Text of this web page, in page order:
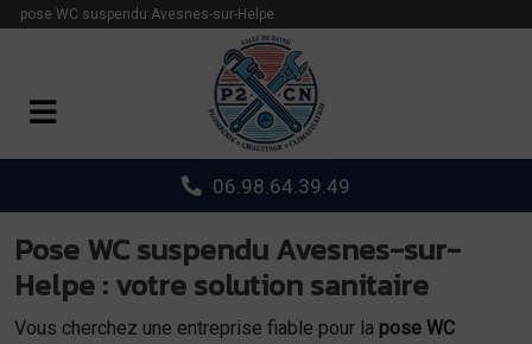
pose WC suspendu Avesnes-sur-Helpe
06.98.64.39.49
Pose WC suspendu Avesnes-sur-
Helpe : votre solution sanitaire
Vous cherchez une entreprise fiable pour la pose WC
Panneau de gestion des cookies